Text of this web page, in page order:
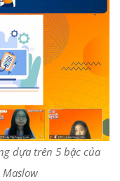
dựa trên 5 bậc của